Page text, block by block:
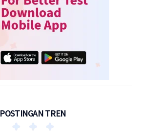
POSTINGAN TREN